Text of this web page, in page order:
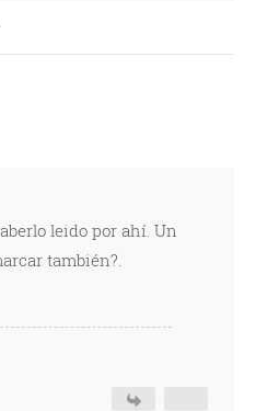
leido por ahí. Un
también?.